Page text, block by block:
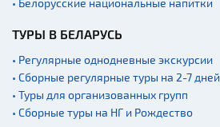
ТУРЫ В БЕЛАРУСЬ
• Регулярные однодневные экскурсии
• Сборные регулярные туры на 2-7 дней
• Туры для организованных групп
• Сборные туры на НГ и Рождество